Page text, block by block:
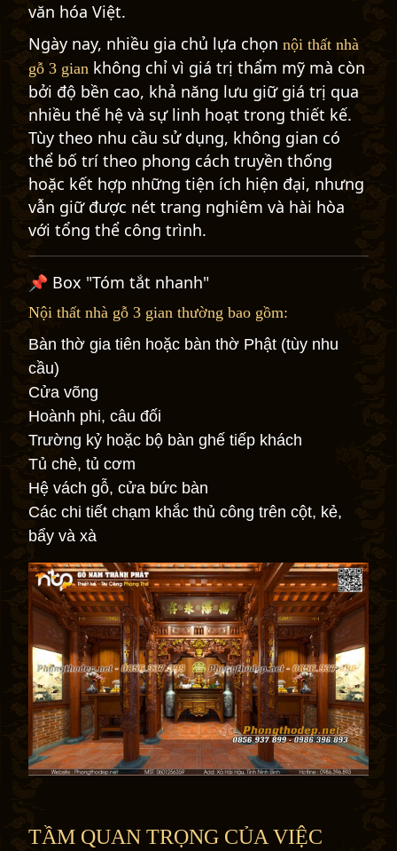
văn hóa Việt.
Ngày nay, nhiều gia chủ lựa chọn nội thất nhà
gỗ 3 gian không chỉ vì giá trị thẩm mỹ mà còn
bởi độ bền cao, khả năng lưu giữ giá trị qua
nhiều thế hệ và sự linh hoạt trong thiết kế.
Tùy theo nhu cầu sử dụng, không gian có
thể bố trí theo phong cách truyền thống
hoặc kết hợp những tiện ích hiện đại, nhưng
vẫn giữ được nét trang nghiêm và hài hòa
với tổng thể công trình.
📌 Box "Tóm tắt nhanh"
Nội thất nhà gỗ 3 gian thường bao gồm:
Bàn thờ gia tiên hoặc bàn thờ Phật (tùy nhu
cầu)
Cửa võng
Hoành phi, câu đối
Trường kỷ hoặc bộ bàn ghế tiếp khách
Tủ chè, tủ cơm
Hệ vách gỗ, cửa bức bàn
Các chi tiết chạm khắc thủ công trên cột, kẻ,
bẩy và xà
TẦM QUAN TRỌNG CỦA VIỆC